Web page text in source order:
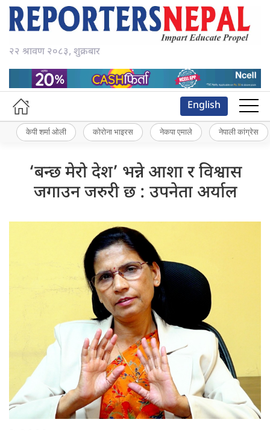
२२ श्रावण २०८३, शुक्रबार
English
केपी शर्मा ओली कोरोना भाइरस नेकपा एमाले नेपाली कांग्रेस
‘बन्छ मेरो देश’ भन्ने आशा र विश्वास
जगाउन जरुरी छ : उपनेता अर्याल